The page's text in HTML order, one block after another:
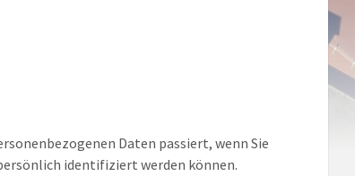
Daten passiert, wenn Sie
identifiziert werden können.